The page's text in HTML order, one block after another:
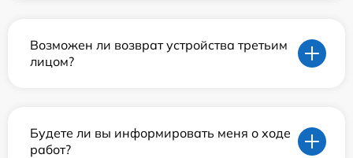
Возможен ли возврат устройства третьим
лицом?
Будете ли вы информировать меня о ходе
работ?